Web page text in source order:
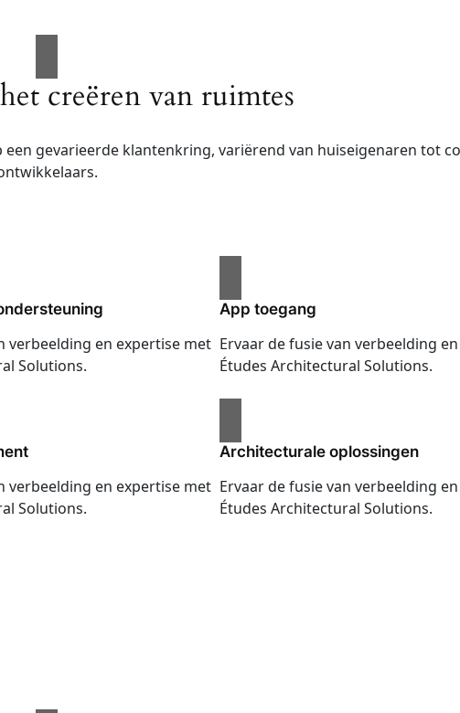
creëren van ruimtes
gevarieerde klantenkring, variërend van huiseigenaren tot
verbeelding en expertise met
Solutions.
App toegang
Ervaar de fusie van verbeelding
Études Architectural Solutions.
verbeelding en expertise met
Solutions.
Architecturale oplossingen
Ervaar de fusie van verbeelding
Études Architectural Solutions.